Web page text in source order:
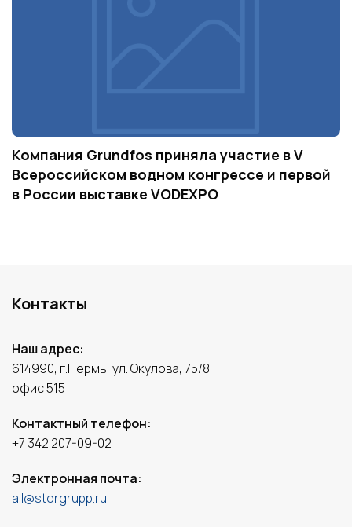
Компания Grundfos приняла участие в V
Всероссийском водном конгрессе и первой
в России выставке VODEXPO
Контакты
Наш адрес:
614990, г.Пермь, ул. Окулова, 75/8,
офис 515
Контактный телефон:
+7 342 207-09-02
Электронная почта:
all@storgrupp.ru